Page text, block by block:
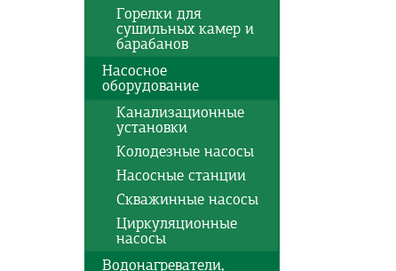
Горелки для
сушильных камер и
барабанов
Насосное
оборудование
Канализационные
установки
Колодезные насосы
Насосные станции
Скважинные насосы
Циркуляционные
насосы
Водонагреватели,